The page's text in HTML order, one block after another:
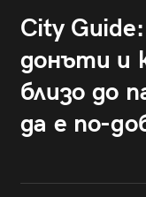
City
донъти и
близо до
да е по-